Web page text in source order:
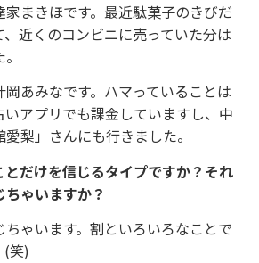
まきほです。最近駄菓子のきびだ
近くのコンビニに売っていた分は
あみなです。ハマっていることは
いアプリでも課金していますし、中
梨」さんにも行きました。
だけを信じるタイプですか？それ
ゃいますか？
ゃいます。割といろいろなことで
(笑)